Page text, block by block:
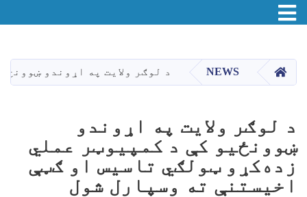
دانګل
Toggle navigation
HOME
NEWS د لوګر ولایت په اړوندو
د لوګر ولایت په اړوندو
ښوونځیو کې د کمپیوټر عملي
زده‌کړو ټولګي تاسیس او ګټې
اخیستنې ته وسپارل شول